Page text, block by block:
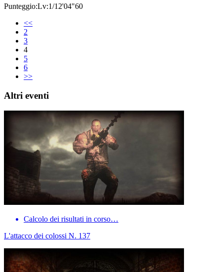
Punteggio:Lv:1/12'04"60
<<
2
3
4
5
6
>>
Altri eventi
Calcolo dei risultati in corso…
L'attacco dei colossi N. 137